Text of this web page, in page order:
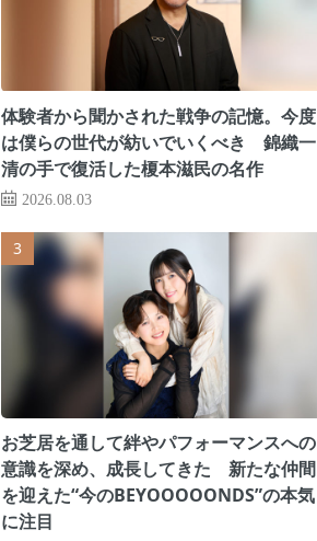
体験者から聞かされた戦争の記憶。今度
は僕らの世代が紡いでいくべき 錦織一
清の手で復活した榎本滋民の名作
2026.08.03
お芝居を通して絆やパフォーマンスへの
意識を深め、成長してきた 新たな仲間
を迎えた“今のBEYOOOOONDS”の本気
に注目